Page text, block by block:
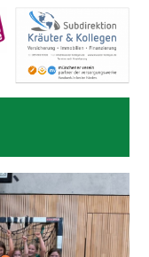
Fotogalerie
Spielplan
Sponsoring
Förderverein
SV München-Laim